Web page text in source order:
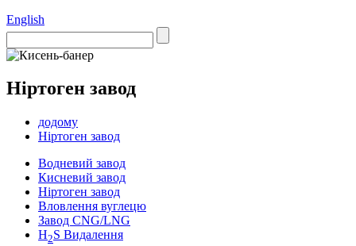
English
Ніртоген завод
додому
Ніртоген завод
Водневий завод
Кисневий завод
Ніртоген завод
Вловлення вуглецю
Завод CNG/LNG
H2S Видалення